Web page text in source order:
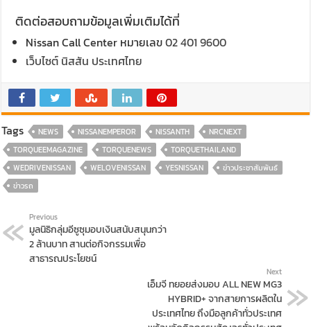
ติดต่อสอบถามข้อมูลเพิ่มเติมได้ที่
Nissan Call Center หมายเลข02 401 9600
เว็บไซต์ นิสสัน ประเทศไทย
Tags NEWS NISSANEMPEROR NISSANTH
NRCNEXT
TORQUEEMAGAZINE
TORQUENEWS
TORQUETHAILAND
WEDRIVENISSAN
WELOVENISSAN YESNISSAN
ข่าวประชาสัมพันธ์
ข่าวรถ
Previous
มูลนิธิกลุ่มอีซูซุมอบเงินสนับสนุนกว่า
2 ล้านบาท สานต่อกิจกรรมเพื่อ
สาธารณประโยชน์
Next
เอ็มจี ทยอยส่งมอบ ALL NEW MG3
HYBRID+ จากสายการผลิตใน
ประเทศไทย ถึงมือลูกค้าทั่วประเทศ